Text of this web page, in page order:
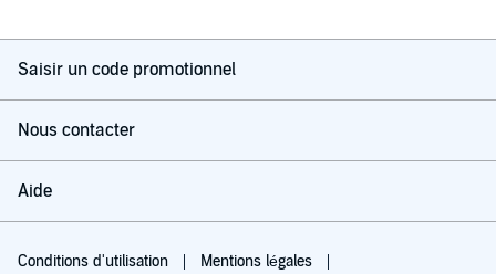
Saisir un code promotionnel
Nous contacter
Aide
Conditions d'utilisation Mentions légales